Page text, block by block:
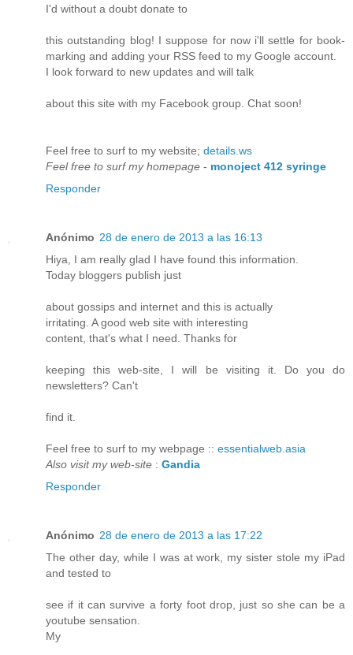
I'd without a doubt donate to
this outstanding blog! I suppose for now i'll settle for book-
marking and adding your RSS feed to my Google account.
I look forward to new updates and will talk
about this site with my Facebook group. Chat soon!
Feel free to surf to my website; details.ws
Feel free to surf my homepage - monoject 412 syringe
Responder
Anónimo 28 de enero de 2013 a las 16:13
Hiya, I am really glad I have found this information.
Today bloggers publish just
about gossips and internet and this is actually
irritating. A good web site with interesting
content, that's what I need. Thanks for
keeping this web-site, I will be visiting it. Do you do
newsletters? Can't
find it.
Feel free to surf to my webpage :: essentialweb.asia
Also visit my web-site : Gandia
Responder
Anónimo 28 de enero de 2013 a las 17:22
The other day, while I was at work, my sister stole my iPad
and tested to
see if it can survive a forty foot drop, just so she can be a
youtube sensation.
My